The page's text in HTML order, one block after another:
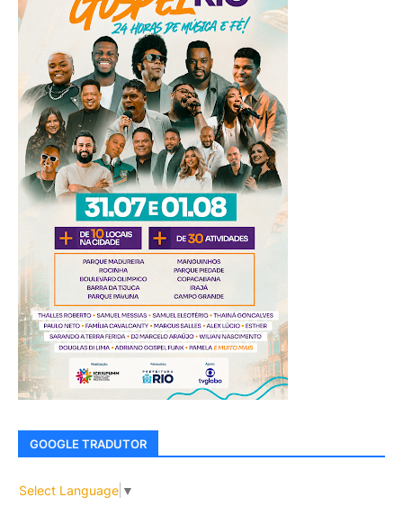
GOOGLE TRADUTOR
Select Language ▼